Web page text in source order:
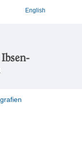
English